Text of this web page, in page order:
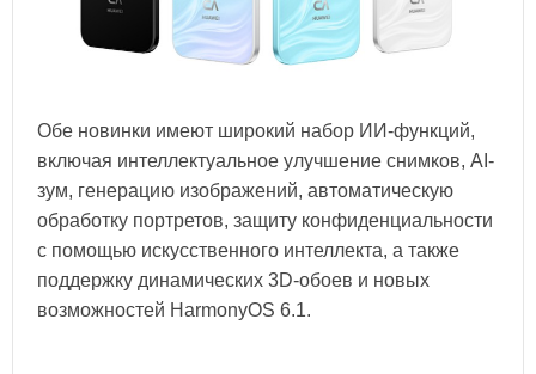
Обе новинки имеют широкий набор ИИ-функций,
включая интеллектуальное улучшение снимков, AI-
зум, генерацию изображений, автоматическую
обработку портретов, защиту конфиденциальности
с помощью искусственного интеллекта, а также
поддержку динамических 3D-обоев и новых
возможностей HarmonyOS 6.1.